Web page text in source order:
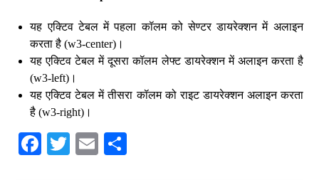
यह एक्टिव टेबल में पहला कॉलम को सेण्टर डायरेक्शन में अलाइन
करता है (w3-center)।
यह एक्टिव टेबल में दूसरा कॉलम लेफ्ट डायरेक्शन में अलाइन करता है
(w3-left)।
यह एक्टिव टेबल में तीसरा कॉलम को राइट डायरेक्शन अलाइन करता
है (w3-right)।
Fa T
E